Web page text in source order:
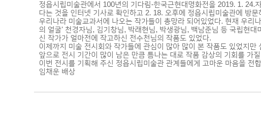
정읍시립미술관에서 100년의 기다림-한국근현대명화전을 2019. 1.
다는 것을 인터넷 기사로 확인하고 2. 18. 오후에 정읍시립미술관에 방문
우리나라 미술교과서에 나오는 작가들이 총망라 되어있었다. 현재 우리
의 얼굴' 천경자님, 김기창님, 박래현님, 박생광님, 백남준님 등 국립현
신 작가가 얼마전에 작고하신 전수천님의 작품도 있었다.
이제까지 미술 전시회와 작가들에 관심이 많아 많이 본 작품도 있었지
앞으로 전시 기간이 많이 남은 만큼 틈나는 대로 작품 감상의 기회를 가
이번 전시를 기획해 주신 정읍시립미술관 관계들에게 고마운 마음을 전
임채운 배상